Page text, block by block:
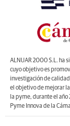
ALNUAR 2000 S.L. ha
cuyo objetivo es
investigación de
el objetivo de mejorar
la pyme, durante el
Pyme Innova de la